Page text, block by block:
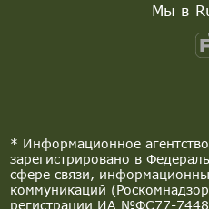
* Информационное агентство
зарегистрировано в
сфере связи,
коммуникаций
регистрации ИА №ФС77-
Мы в